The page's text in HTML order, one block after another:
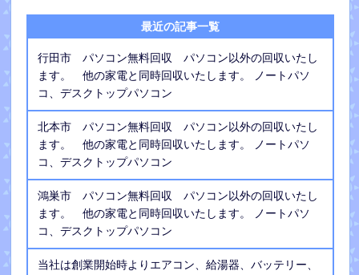
最近の記事一覧
行田市 パソコン無料回収 パソコン以外の回収いたし
ます。 他の家電と同時回収いたします。 ノートパソ
コ、デスクトップパソコン
北本市 パソコン無料回収 パソコン以外の回収いたし
ます。 他の家電と同時回収いたします。 ノートパソ
コ、デスクトップパソコン
鴻巣市 パソコン無料回収 パソコン以外の回収いたし
ます。 他の家電と同時回収いたします。 ノートパソ
コ、デスクトップパソコン
当社は創業開始時よりエアコン、給湯器、バッテリー、